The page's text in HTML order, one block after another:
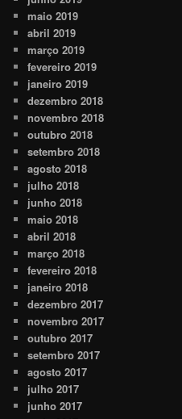
maio 2019
abril 2019
março 2019
fevereiro 2019
janeiro 2019
dezembro 2018
novembro 2018
outubro 2018
setembro 2018
agosto 2018
julho 2018
junho 2018
maio 2018
abril 2018
março 2018
fevereiro 2018
janeiro 2018
dezembro 2017
novembro 2017
outubro 2017
setembro 2017
agosto 2017
julho 2017
junho 2017